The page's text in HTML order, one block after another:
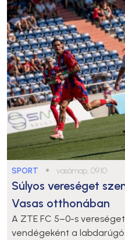
SPORT ● vasárnap, 09:10
Súlyos vereséget
Vasas otthonában
A ZTE FC 5–0-s
vendégeként a